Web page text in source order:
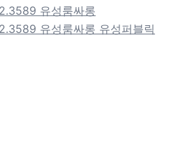
유성룸싸롱
유성룸싸롱 유성퍼블릭